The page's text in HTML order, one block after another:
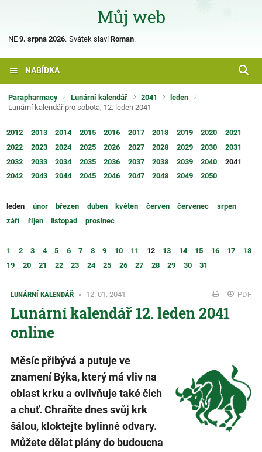
NE 9. srpna 2026. Svátek slavíRoman.
NABÍDKA
Parapharmacy Lunární kalendář 2041
leden
Lunární kalendář pro sobota, 12. leden 2041
2012 2013 2014 2015 2016 2017 2018 2019 2020
2021
2022
2023 2024 2025 2026 2027 2028 2029 2030
2031
2032
2033 2034 2035 2036 2037 2038 2039 2040
2041
2042
2043 2044 2045 2046 2047 2048 2049 2050
leden únor březen duben květen červen červenec
srpen
září
říjen listopad prosinec
1 2 3 4 5 6 7 8 9 10 11 12 13 14 15 16 17
18
19
20 21 22 23 24 25 26 27 28 29 30 31
LUNÁRNÍ KALENDÁŘ 12. 01. 2041 PDF
Lunární kalendář 12. leden 2041
online
Měsíc přibývá a putuje ve
znamení Býka, který má vliv na
oblast krku a ovlivňuje také čich
a chuť. Chraňte dnes svůj krk
šálou, kloktejte bylinné odvary.
Můžete dělat plány do budoucna